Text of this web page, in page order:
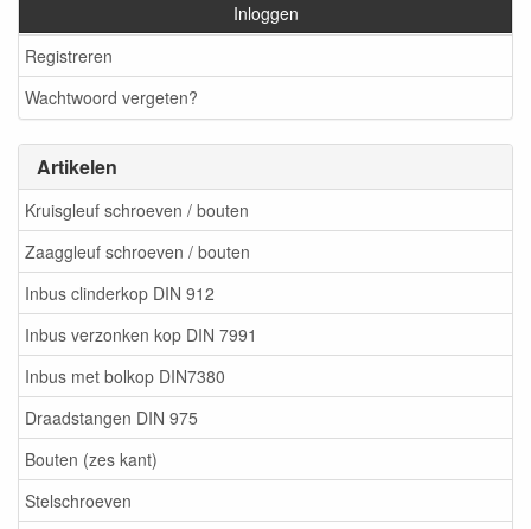
Inloggen
Registreren
Wachtwoord vergeten?
Artikelen
Kruisgleuf schroeven / bouten
Zaaggleuf schroeven / bouten
Inbus clinderkop DIN 912
Inbus verzonken kop DIN 7991
Inbus met bolkop DIN7380
Draadstangen DIN 975
Bouten (zes kant)
Stelschroeven